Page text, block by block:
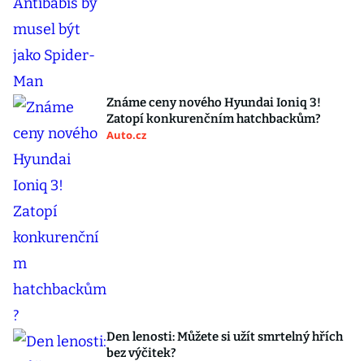
Známe ceny nového Hyundai Ioniq 3!
Zatopí konkurenčním hatchbackům?
Auto.cz
Den lenosti: Můžete si užít smrtelný hřích
bez výčitek?